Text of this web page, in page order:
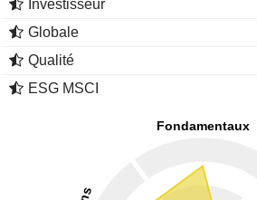
Investisseur
Globale
Qualité
ESG MSCI